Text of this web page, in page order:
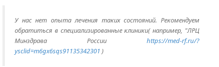
У нас нет опыта лечения таких состояний. Рекомендуем
обратиться в специализированные клиники( например, "ЛРЦ
Минздрава России https://med-rf.ru/?
ysclid=m6gx6sqs91135342301 )